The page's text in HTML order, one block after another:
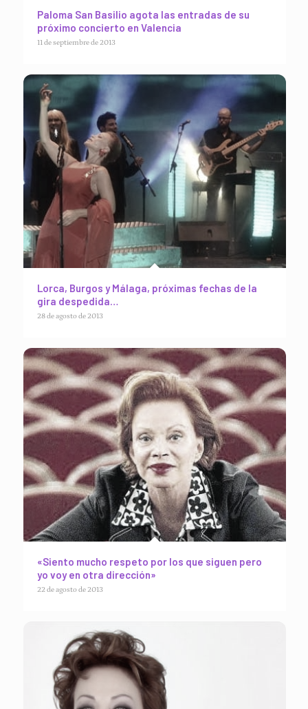
Paloma San Basilio agota las entradas de su
próximo concierto en Valencia
11 de septiembre de 2013
Lorca, Burgos y Málaga, próximas fechas de la
gira despedida…
28 de agosto de 2013
«Siento mucho respeto por los que siguen pero
yo voy en otra dirección»
22 de agosto de 2013